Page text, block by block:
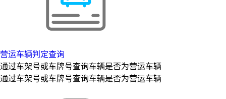
营运车辆判定查询
通过车架号或车牌号查询车辆是否为营运车辆
通过车架号或车牌号查询车辆是否为营运车辆